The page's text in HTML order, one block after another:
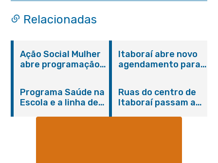
Relacionadas
Ação Social Mulher
abre programação
serviços gratuitos e
orientações
Itaboraí abre novo
agendamento para
Programa Saúde na
Escola e a linha de
Ruas do centro de
Itaboraí passam a